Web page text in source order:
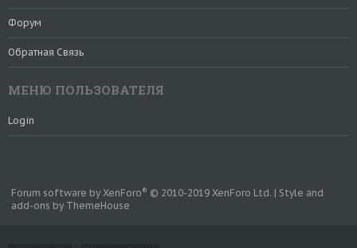
Форум
Обратная Связь
МЕНЮ ПОЛЬЗОВАТЕЛЯ
Login
Forum software by XenForo® © 2010-2019 XenForo Ltd. | Style and
add-ons by ThemeHouse